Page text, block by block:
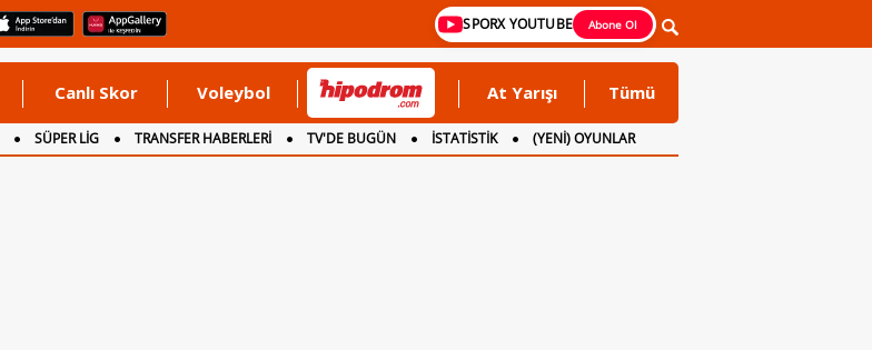
SPORX YOUTUBE Abone Ol
Canlı Skor Voleybol At Yarışı Tümü
SÜPER LİG TRANSFER HABERLERİ TV'DE BUGÜN İSTATİSTİK
(YENİ) OYUNLAR